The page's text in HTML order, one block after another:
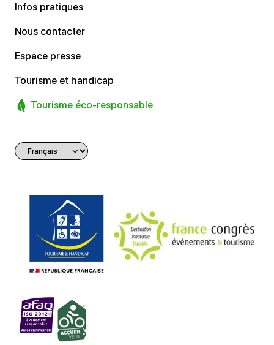
Infos pratiques
Nous contacter
Espace presse
Tourisme et handicap
Tourisme éco-responsable